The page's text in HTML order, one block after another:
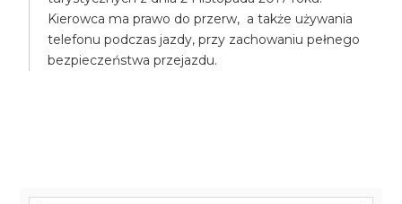
Kierowca ma prawo do przerw, a także używania
telefonu podczas jazdy, przy zachowaniu pełnego
bezpieczeństwa przejazdu.